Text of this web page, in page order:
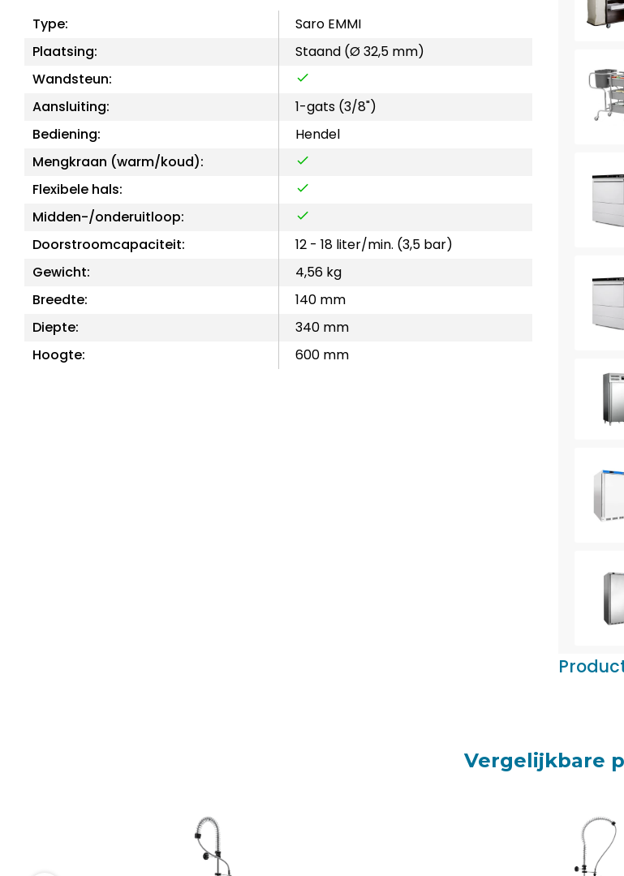
Type:
Saro EMMI
Plaatsing:
Staand (Ø 32,5 mm)
Wandsteun:
Aansluiting:
1-gats (3/8")
Bediening:
Hendel
Mengkraan (warm/koud):
Flexibele hals:
Midden-/onderuitloop:
Doorstroomcapaciteit:
12 - 18 liter/min. (3,5 bar)
Gewicht:
4,56 kg
Breedte:
140 mm
Diepte:
340 mm
Hoogte:
600 mm
Vergelijkbare